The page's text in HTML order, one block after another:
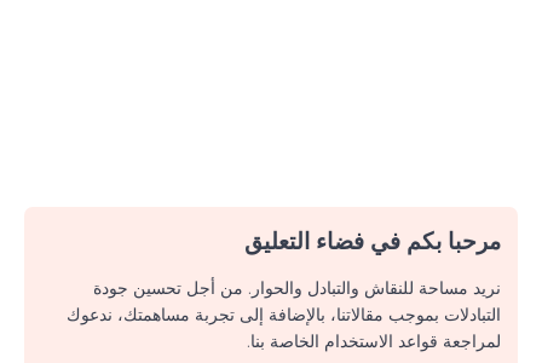
مرحبا بكم في فضاء التعليق
نريد مساحة للنقاش والتبادل والحوار. من أجل تحسين جودة
التبادلات بموجب مقالاتنا، بالإضافة إلى تجربة مساهمتك، ندعوك
لمراجعة قواعد الاستخدام الخاصة بنا.